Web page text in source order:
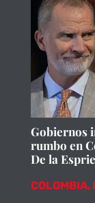
Gobiernos
rumbo en
De la
COLOMBIA,